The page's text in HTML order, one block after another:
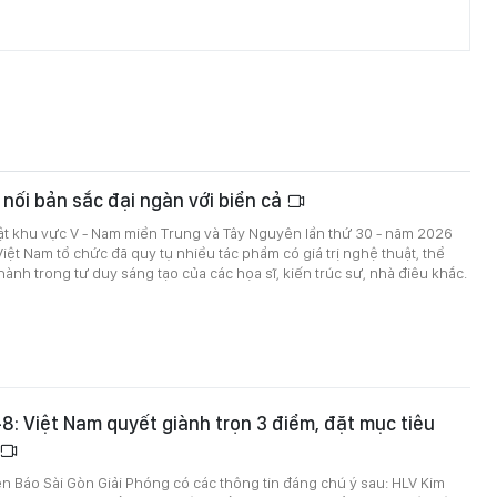
bản sắc đại ngàn với biển cả
khu vực V - Nam miền Trung và Tây Nguyên lần thứ 30 - năm 2026
Nam tổ chức đã quy tụ nhiều tác phẩm có giá trị nghệ thuật, thể
trong tư duy sáng tạo của các họa sĩ, kiến trúc sư, nhà điêu khắc.
Việt Nam quyết giành trọn 3 điểm, đặt mục tiêu
Báo Sài Gòn Giải Phóng có các thông tin đáng chú ý sau: HLV Kim